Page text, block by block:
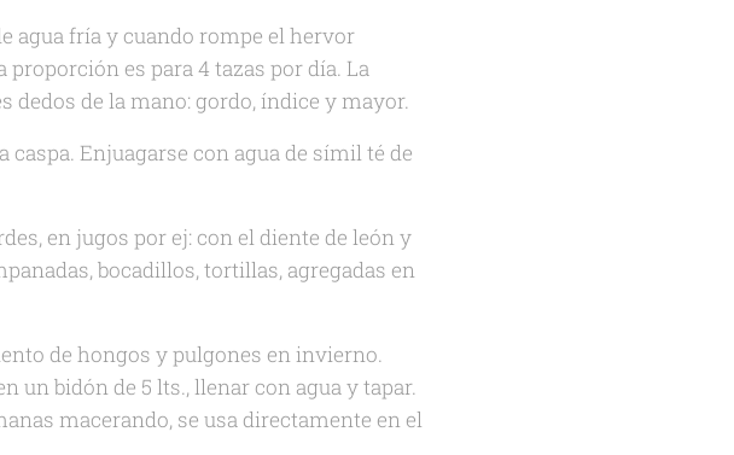
agua fría y cuando rompe el hervor
proporción es para 4 tazas por día. La
dedos de la mano: gordo, índice y mayor.
caspa. Enjuagarse con agua de símil té de
en jugos por ej: con el diente de león y
bocadillos, tortillas, agregadas en
de hongos y pulgones en invierno.
un bidón de 5 lts., llenar con agua y tapar.
macerando, se usa directamente en el